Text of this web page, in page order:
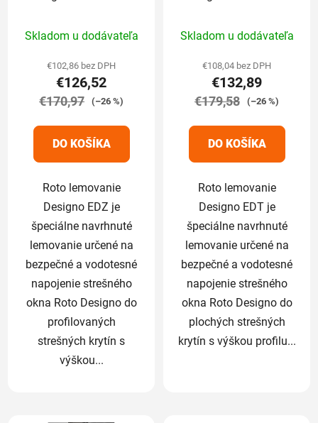
hodnotenie
produktu
je
5,0
5
hviezdičiek.
Skladom u dodávateľa
€102,86 bez DPH
€126,52
€170,97 (–26 %)
DO KOŠÍKA
Roto lemovanie
Designo EDZ je
špeciálne navrhnuté
lemovanie určené na
bezpečné a vodotesné
napojenie strešného
okna Roto Designo do
profilovaných
strešných krytín s
výškou...
hodnotenie
produktu
je
5,0
5
hviezdičiek.
Skladom u dodávateľa
€108,04 bez DPH
€132,89
€179,58 (–26 %)
DO KOŠÍKA
Roto lemovanie
Designo EDT je
špeciálne navrhnuté
lemovanie určené na
bezpečné a vodotesné
napojenie strešného
okna Roto Designo do
plochých strešných
krytín s výškou profilu...